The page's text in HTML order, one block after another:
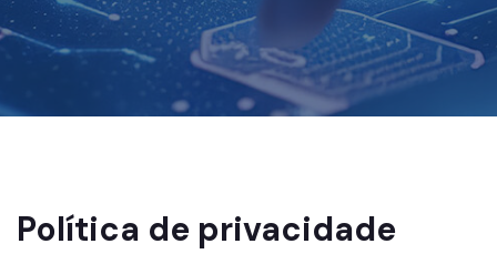
Política de privacidade